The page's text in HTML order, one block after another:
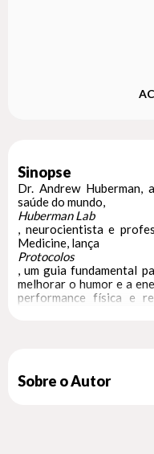
Sinopse
Dr. Andrew Huberman,
saúde do mundo,
Huberman Lab
, neurocientista e
Medicine, lança
Protocolos
, um guia fundamental
melhorar o humor e a
performance física e
Sobre o Autor